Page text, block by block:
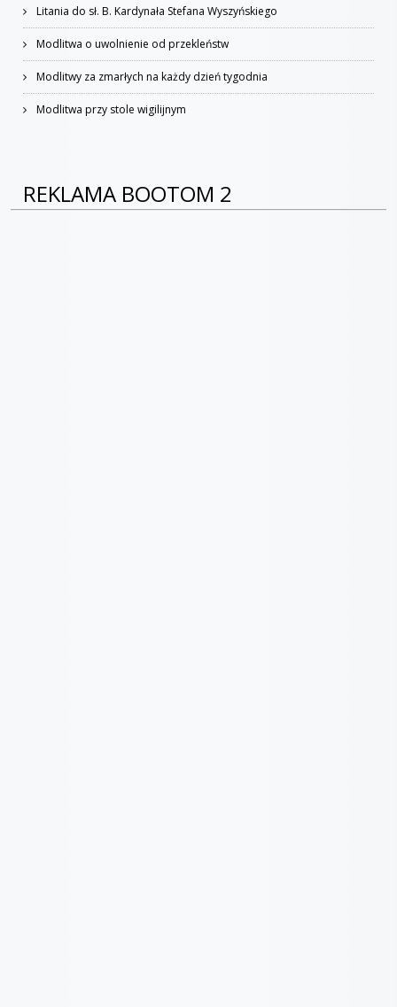
Litania do sł. B. Kardynała Stefana Wyszyńskiego
Modlitwa o uwolnienie od przekleństw
Modlitwy za zmarłych na każdy dzień tygodnia
Modlitwa przy stole wigilijnym
REKLAMA BOOTOM 2